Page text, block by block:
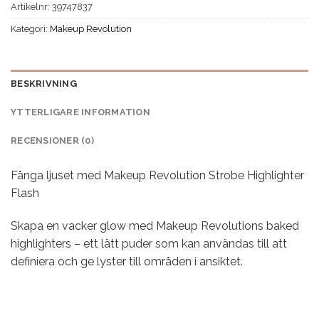
Artikelnr: 39747837
Kategori: Makeup Revolution
BESKRIVNING
YTTERLIGARE INFORMATION
RECENSIONER (0)
Fånga ljuset med Makeup Revolution Strobe Highlighter
Flash
Skapa en vacker glow med Makeup Revolutions baked
highlighters – ett lätt puder som kan användas till att
definiera och ge lyster till områden i ansiktet.